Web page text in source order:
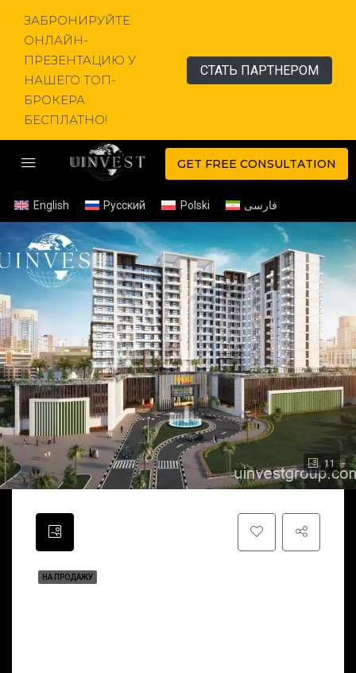
ЗАБРОНИРУЙТЕ
ОНЛАЙН-
ПРЕЗЕНТАЦИЮ У
НАШЕГО ТОП-
БРОКЕРА
БЕСПЛАТНО!
СТАТЬ ПАРТНЕРОМ
GET FREE CONSULTATION
English Русский Polski فارسی
11
НА ПРОДАЖУ